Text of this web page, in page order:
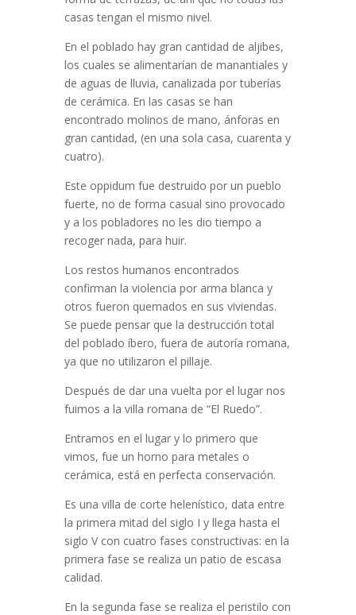
casas tengan el mismo nivel.
En el poblado hay gran cantidad de aljibes,
los cuales se alimentarían de manantiales y
de aguas de lluvia, canalizada por tuberías
de cerámica. En las casas se han
encontrado molinos de mano, ánforas en
gran cantidad, (en una sola casa, cuarenta y
cuatro).
Este oppidum fue destruido por un pueblo
fuerte, no de forma casual sino provocado
y a los pobladores no les dio tiempo a
recoger nada, para huir.
Los restos humanos encontrados
confirman la violencia por arma blanca y
otros fueron quemados en sus viviendas.
Se puede pensar que la destrucción total
del poblado íbero, fuera de autoría romana,
ya que no utilizaron el pillaje.
Después de dar una vuelta por el lugar nos
fuimos a la villa romana de “El Ruedo”.
Entramos en el lugar y lo primero que
vimos, fue un horno para metales o
cerámica, está en perfecta conservación.
Es una villa de corte helenístico, data entre
la primera mitad del siglo I y llega hasta el
siglo V con cuatro fases constructivas: en la
primera fase se realiza un patio de escasa
calidad.
En la segunda fase se realiza el peristilo con